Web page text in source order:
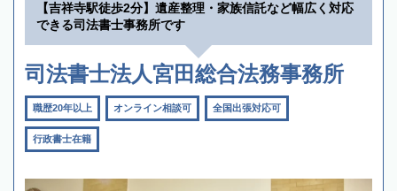
【吉祥寺駅徒歩2分】遺産整理・家族信託など幅広く対応
できる司法書士事務所です
司法書士法人宮田総合法務事務所
職歴20年以上 オンライン相談可 全国出張対応可
行政書士在籍